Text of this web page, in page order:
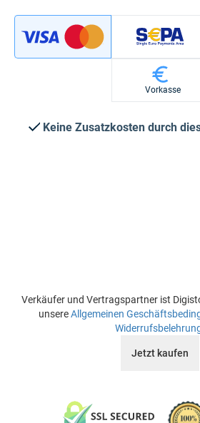
Vorkasse
Keine Zusatzkosten durch
Verkäufer und Vertragspartner ist
unsereAllgemeinen
Jetzt kaufen